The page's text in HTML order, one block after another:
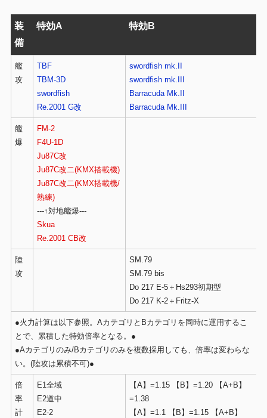
装
備
特効A 特効B
艦
攻
TBF
TBM-3D
swordfish
Re.2001 G改
swordfish mk.II
swordfish mk.III
Barracuda Mk.II
Barracuda Mk.III
艦
爆
FM-2
F4U-1D
Ju87C改
Ju87C改二(KMX搭載機)
Ju87C改二(KMX搭載機/
熟練)
---↑対地艦爆---
Skua
Re.2001 CB改
陸
攻
SM.79
SM.79 bis
Do 217 E-5＋Hs293初期型
Do 217 K-2＋Fritz-X
●火力計算は以下参照。AカテゴリとBカテゴリを同時に運用するこ
とで、累積した特効倍率となる。●
●Aカテゴリのみ/Bカテゴリのみを複数採用しても、倍率は変わらな
い。(陸攻は累積不可)●
倍
率
計
E1全域
E2道中
E2-2
【A】=1.15 【B】=1.20 【A+B】
=1.38
【A】=1.1 【B】=1.15 【A+B】